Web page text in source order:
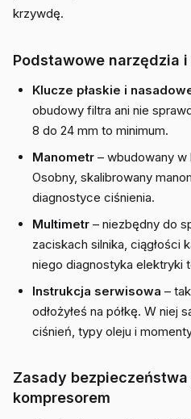
krzywdę.
Podstawowe narzędzia i
Klucze płaskie i
obudowy filtra ani nie
8 do 24 mm to minimum.
Manometr – wbudowany w
Osobny, skalibrowany
diagnostyce ciśnienia.
Multimetr – niezbędny do
zaciskach silnika, ciągłości
niego diagnostyka elektryki
Instrukcja serwisowa –
odłożyłeś na półkę. W niej
ciśnień, typy oleju i
Zasady
kompresorem